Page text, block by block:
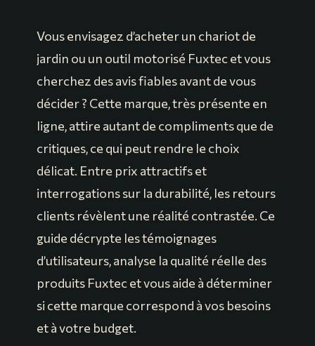
Vous envisagez d’acheter un chariot de
jardin ou un outil motorisé Fuxtec et vous
cherchez des avis fiables avant de vous
décider ? Cette marque, très présente en
ligne, attire autant de compliments que de
critiques, ce qui peut rendre le choix
délicat. Entre prix attractifs et
interrogations sur la durabilité, les retours
clients révèlent une réalité contrastée. Ce
guide décrypte les témoignages
d’utilisateurs, analyse la qualité réelle des
produits Fuxtec et vous aide à déterminer
si cette marque correspond à vos besoins
et à votre budget.